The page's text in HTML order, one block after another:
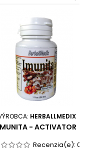
HERBALLMEDIX
- ACTIVATOR
Recenzia(e): 0